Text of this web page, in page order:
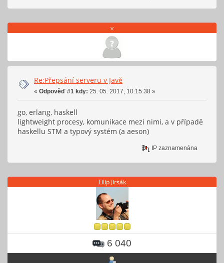
v
Re:Přepsání serveru v Javě
« Odpověď #1 kdy: 25. 05. 2017, 10:15:38 »
go, erlang, haskell
lightweight procesy, komunikace mezi nimi, a v případě
haskellu STM a typový systém (a aeson)
IP zaznamenána
Filip Jirsák
6 040